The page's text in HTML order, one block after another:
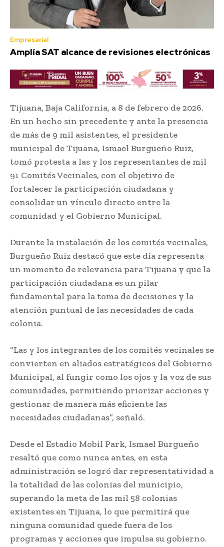
Empresarial
Amplía SAT alcance de revisiones electrónicas
Tijuana, Baja California, a 8 de febrero de 2026.
En un hecho sin precedente y ante la presencia
de más de 9 mil asistentes, el presidente
municipal de Tijuana, Ismael Burgueño Ruiz,
tomó protesta a las y los representantes de mil
91 Comités Vecinales, con el objetivo de
fortalecer la participación ciudadana y
consolidar un vínculo directo entre la
comunidad y el Gobierno Municipal.
Durante la instalación de los comités vecinales,
Burgueño Ruiz destacó que este día representa
un momento de relevancia para Tijuana y que la
participación ciudadana es un pilar
fundamental para la toma de decisiones y la
atención puntual de las necesidades de cada
colonia.
“Las y los integrantes de los comités vecinales se
convierten en aliados estratégicos del Gobierno
Municipal, al fungir como los ojos y la voz de sus
comunidades, permitiendo priorizar acciones y
gestionar de manera más eficiente las
necesidades ciudadanas”, señaló.
Desde el Estadio Mobil Park, Ismael Burgueño
resaltó que como nunca antes, en esta
administración se logró dar representatividad a
la totalidad de las colonias del municipio,
superando la meta de las mil 58 colonias
existentes en Tijuana, lo que permitirá que
ninguna comunidad quede fuera de los
programas y acciones que impulsa su gobierno.